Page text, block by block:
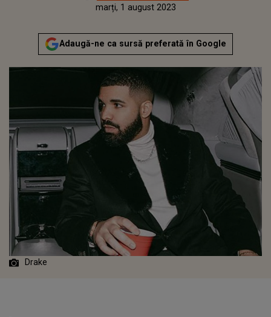
Actualizat:
marți, 1 august 2023
Adaugă-ne ca sursă preferată în Google
Drake